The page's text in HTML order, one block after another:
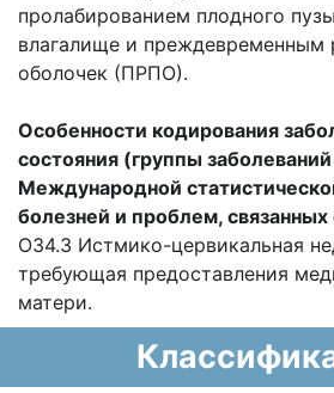
пролабированием плодного
влагалище и преждевременным
оболочек (ПРПО).
Особенности кодирования
состояния (группы
Международной
болезней и проблем,
O34.3 Истмико-цервикальная
требующая предоставления
матери.